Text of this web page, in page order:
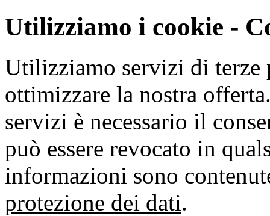
Utilizziamo i cookie -
Utilizziamo servizi di terze
ottimizzare la nostra
servizi è necessario il
può essere revocato in
informazioni sono
protezione dei dati.